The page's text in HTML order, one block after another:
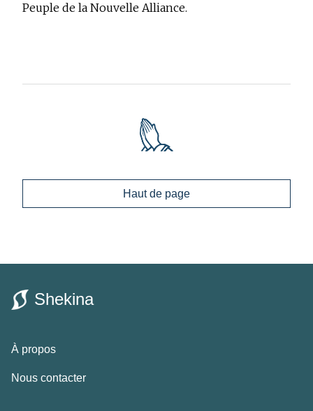
Peuple de la Nouvelle Alliance.
Haut de page
Shekina
À propos
Nous contacter